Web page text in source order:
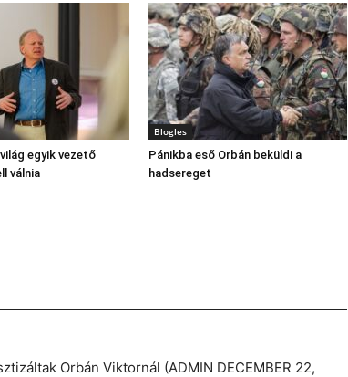
egyik vezető
válnia
Blogles
Pánikba eső Orbán beküldi a
hadsereget
Orbán Viktornál (ADMIN DECEMBER 22,